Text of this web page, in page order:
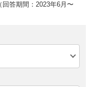
答期間：2023年6月〜